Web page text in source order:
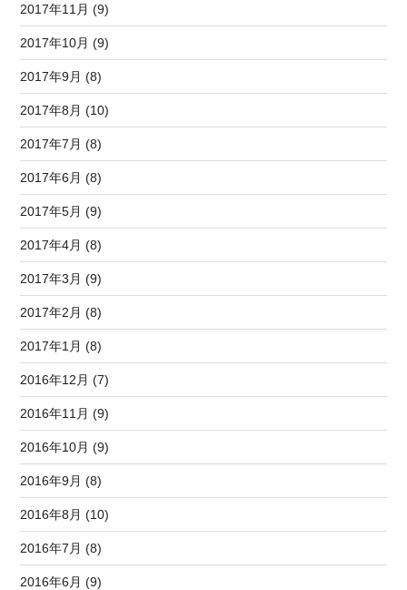
2017年11月 (9)
2017年10月 (9)
2017年9月 (8)
2017年8月 (10)
2017年7月 (8)
2017年6月 (8)
2017年5月 (9)
2017年4月 (8)
2017年3月 (9)
2017年2月 (8)
2017年1月 (8)
2016年12月 (7)
2016年11月 (9)
2016年10月 (9)
2016年9月 (8)
2016年8月 (10)
2016年7月 (8)
2016年6月 (9)